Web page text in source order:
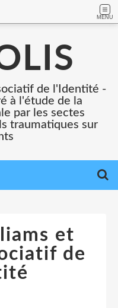
MENU
de l'Identité -
à l'étude de la
par les sectes
traumatiques sur
et
de